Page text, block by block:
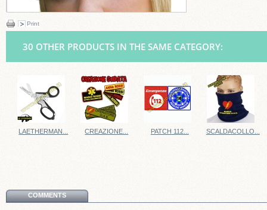
Print
30 OTHER PRODUCTS IN THE SAME CATEGORY:
LAETHERMAN... CREAZIONE... PATCH 112... SCALDACOLLO...
COMMENTS